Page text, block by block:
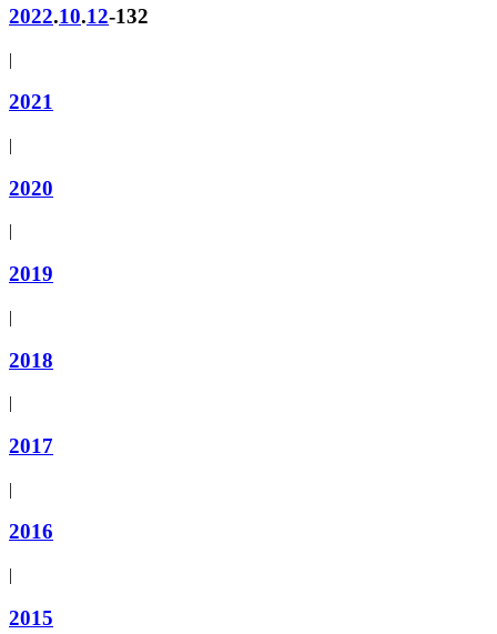
2022.10.12-132
|
2021
|
2020
|
2019
|
2018
|
2017
|
2016
|
2015